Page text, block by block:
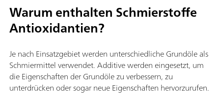
Warum enthalten Schmierstoffe
Antioxidantien?
Je nach Einsatzgebiet werden unterschiedliche Grundöle als
Schmiermittel verwendet. Additive werden eingesetzt, um
die Eigenschaften der Grundöle zu verbessern, zu
unterdrücken oder sogar neue Eigenschaften hervorzurufen.